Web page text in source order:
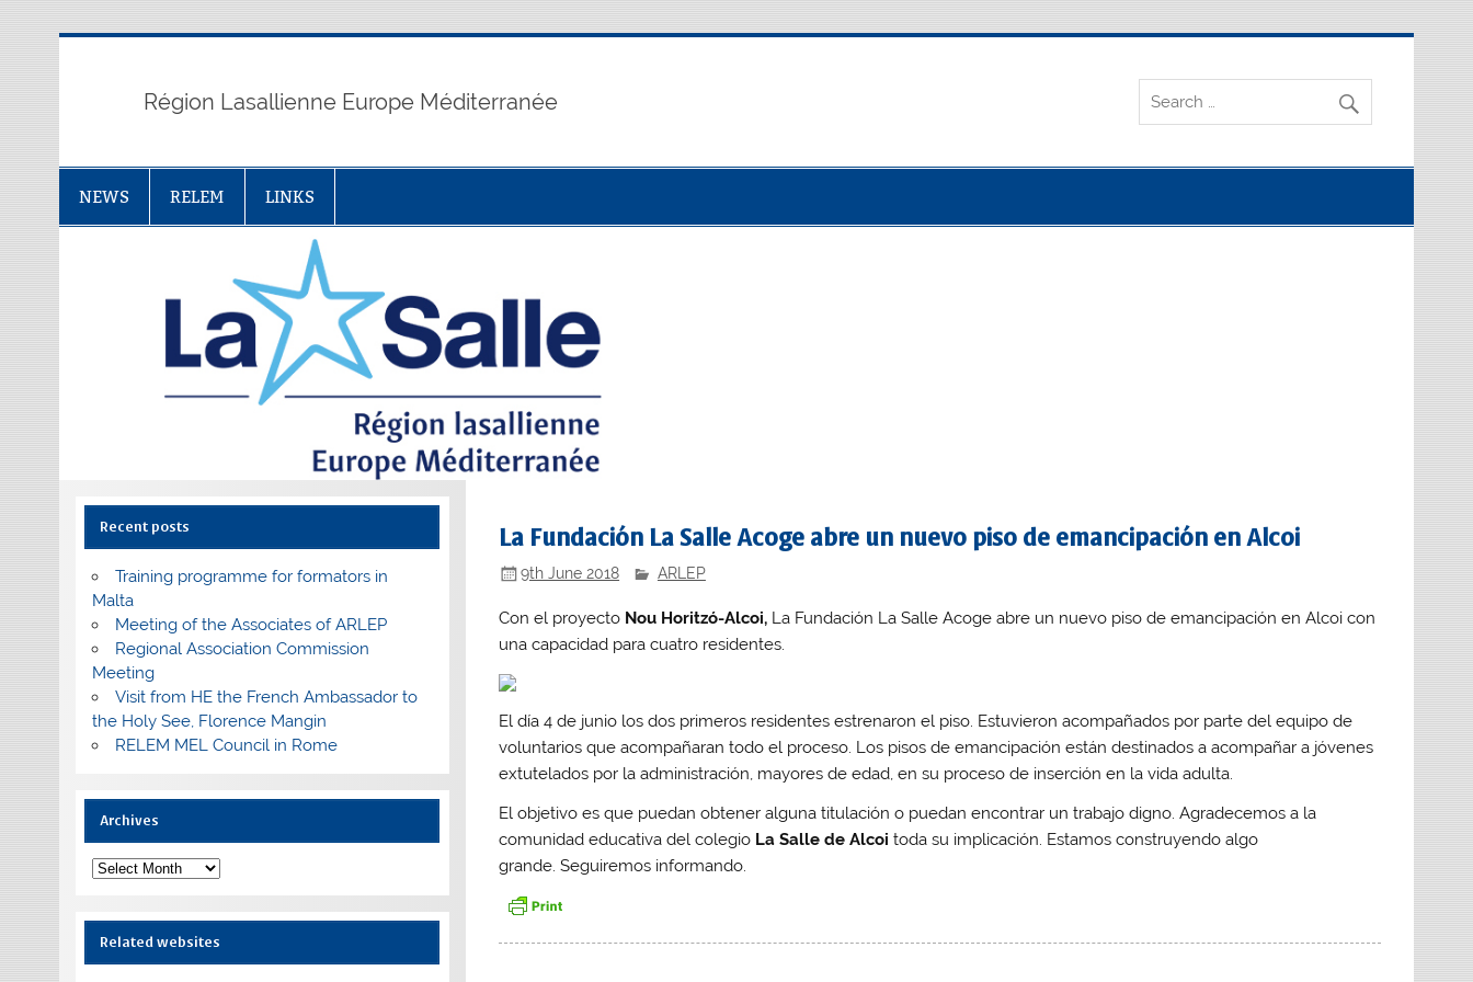
Région Lasallienne Europe Méditerranée
NEWS RELEM LINKS
La Fundación La Salle Acoge abre un nuevo piso de emancipación en Alcoi
9th June 2018 ARLEP
Con el proyecto Nou Horitzó-Alcoi, La Fundación La Salle Acoge abre un nuevo piso de emancipación en Alcoi con
una capacidad para cuatro residentes.
El día 4 de junio los dos primeros residentes estrenaron el piso. Estuvieron acompañados por parte del equipo de
voluntarios que acompañaran todo el proceso. Los pisos de emancipación están destinados a acompañar a jóvenes
extutelados por la administración, mayores de edad, en su proceso de inserción en la vida adulta.
El objetivo es que puedan obtener alguna titulación o puedan encontrar un trabajo digno. Agradecemos a la
comunidad educativa del colegio La Salle de Alcoi toda su implicación. Estamos construyendo algo
grande. Seguiremos informando.
Recent posts
Training programme for formators in
Malta
Meeting of the Associates of ARLEP
Regional Association Commission
Meeting
Visit from HE the French Ambassador to
the Holy See, Florence Mangin
RELEM MEL Council in Rome
Archives
Archives
Related websites